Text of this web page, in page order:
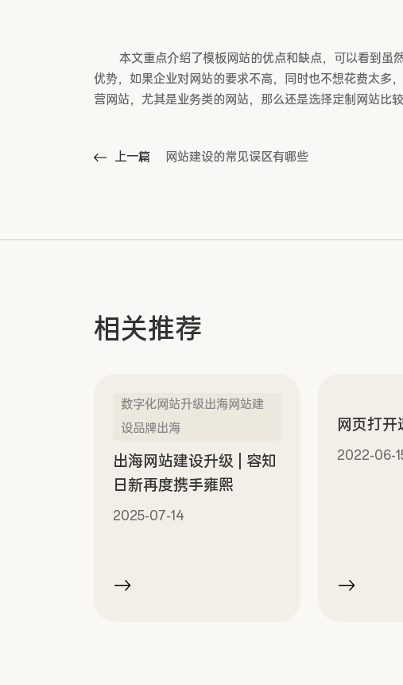
本文重点介绍了模板网站的优点和缺点，可以看到虽
优势，如果企业对网站的要求不高，同时也不想花费太多
营网站，尤其是业务类的网站，那么还是选择定制网站比较
上一篇 网站建设的常见误区有哪些
相关推荐
数字化网站升级出海网站建
设品牌出海
出海网站建设升级 | 容知
日新再度携手雍熙
2025-07-14
网页打开
2022-06-